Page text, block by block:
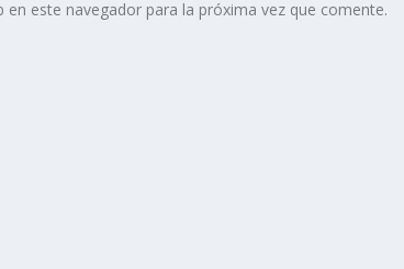
este navegador para la próxima vez que comente.